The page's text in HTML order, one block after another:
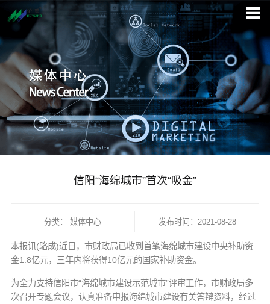
信阳“海绵城市”首次“吸金”
分类： 媒体中心 发布时间：2021-08-28
本报讯(骆成)近日，市财政局已收到首笔海绵城市建设中央补助资
金1.8亿元，三年内将获得10亿元的国家补助资金。
为全力支持信阳市“海绵城市建设示范城市”评审工作，市财政局多
次召开专题会议，认真准备申报海绵城市建设有关答辩资料，经过